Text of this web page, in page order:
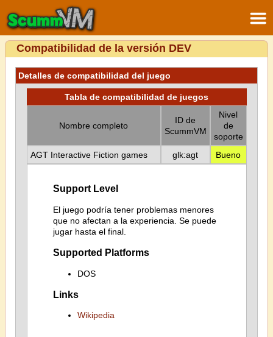
Compatibilidad de la versión DEV
Detalles de compatibilidad del juego
Tabla de compatibilidad de juegos
Nombre completo
ID de
ScummVM
Nivel
de
soporte
AGT Interactive Fiction games
glk:agt Bueno
Support Level
El juego podría tener problemas menores
que no afectan a la experiencia. Se puede
jugar hasta el final.
Supported Platforms
DOS
Links
Wikipedia